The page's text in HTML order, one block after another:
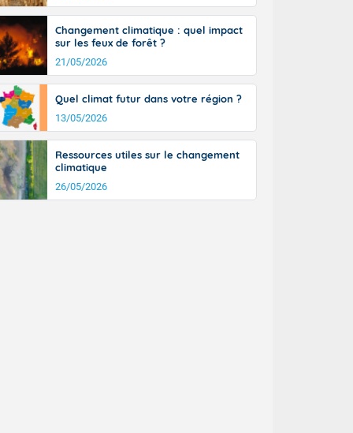
Aquitaine,
de-
sont
sont
un peu
du pays en
Des
le Jura et
de
et
sur le
en
h. Côté
entre
en Anjou.
pointes
Changement climatique : quel impact
sur les feux de forêt ?
21/05/2026
Quel climat futur dans votre région ?
13/05/2026
Ressources utiles sur le changement
climatique
26/05/2026